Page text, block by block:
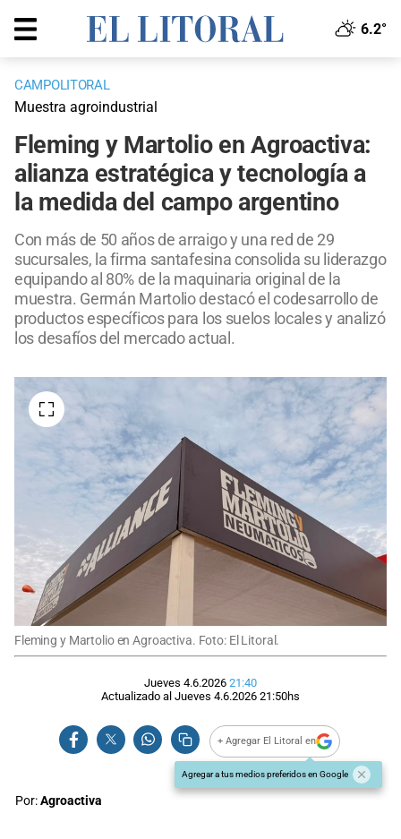
6.2°
CAMPOLITORAL
Muestra agroindustrial
Fleming y Martolio en Agroactiva:
alianza estratégica y tecnología a
la medida del campo argentino
Con más de 50 años de arraigo y una red de 29
sucursales, la firma santafesina consolida su liderazgo
equipando al 80% de la maquinaria original de la
muestra. Germán Martolio destacó el codesarrollo de
productos específicos para los suelos locales y analizó
los desafíos del mercado actual.
Fleming y Martolio en Agroactiva. Foto: El Litoral.
Jueves 4.6.2026 21:40
Actualizado al Jueves 4.6.2026 21:50hs
+ Agregar El Litoral en
Agregar a tus medios preferidos en Google
Por:Agroactiva